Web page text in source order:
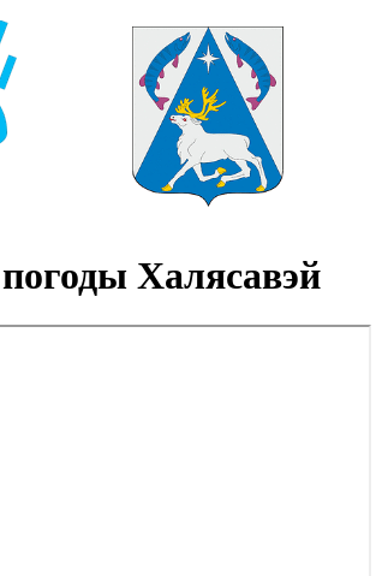
Халясавэй